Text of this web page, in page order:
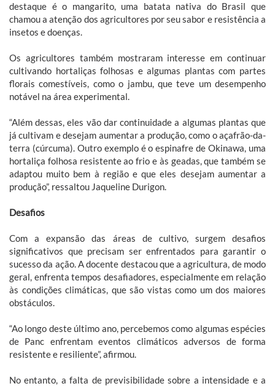
destaque é o mangarito, uma batata nativa do Brasil que
chamou a atenção dos agricultores por seu sabor e resistência a
insetos e doenças.
Os agricultores também mostraram interesse em continuar
cultivando hortaliças folhosas e algumas plantas com partes
florais comestíveis, como o jambu, que teve um desempenho
notável na área experimental.
“Além dessas, eles vão dar continuidade a algumas plantas que
já cultivam e desejam aumentar a produção, como o açafrão-da-
terra (cúrcuma). Outro exemplo é o espinafre de Okinawa, uma
hortaliça folhosa resistente ao frio e às geadas, que também se
adaptou muito bem à região e que eles desejam aumentar a
produção”, ressaltou Jaqueline Durigon.
Desafios
Com a expansão das áreas de cultivo, surgem desafios
significativos que precisam ser enfrentados para garantir o
sucesso da ação. A docente destacou que a agricultura, de modo
geral, enfrenta tempos desafiadores, especialmente em relação
às condições climáticas, que são vistas como um dos maiores
obstáculos.
“Ao longo deste último ano, percebemos como algumas espécies
de Panc enfrentam eventos climáticos adversos de forma
resistente e resiliente”, afirmou.
No entanto, a falta de previsibilidade sobre a intensidade e a